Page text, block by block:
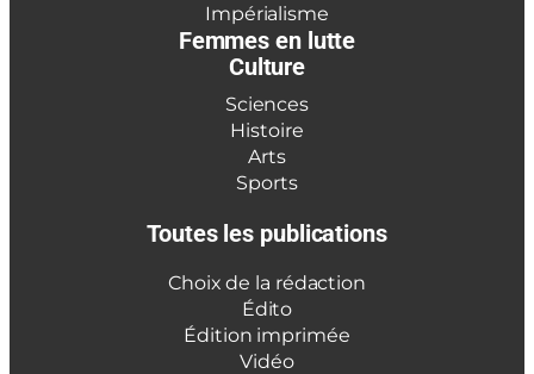
Impérialisme
Femmes en lutte
Culture
Sciences
Histoire
Arts
Sports
Toutes les publications
Choix de la rédaction
Édito
Édition imprimée
Vidéo